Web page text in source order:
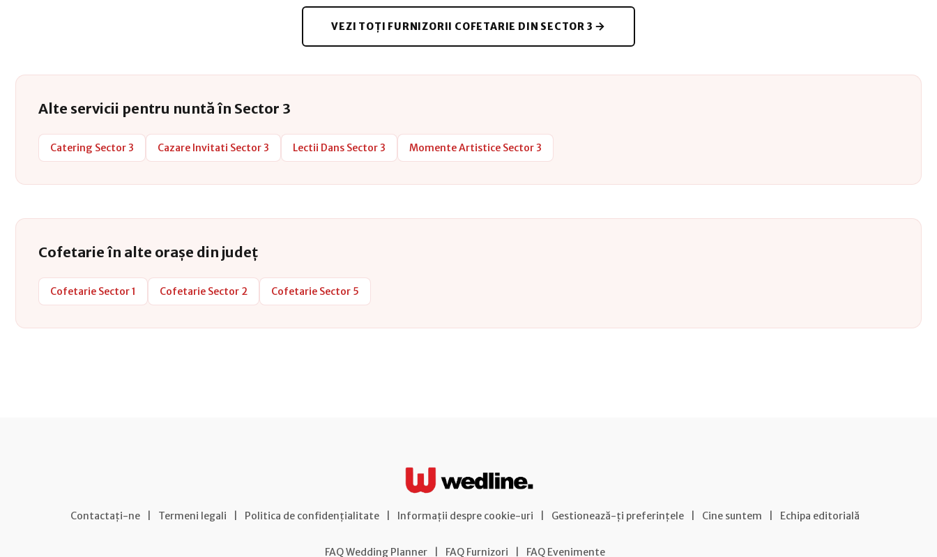
VEZI TOȚI FURNIZORII COFETARIE DIN SECTOR 3
Alte servicii pentru nuntă în Sector 3
Catering Sector 3 Cazare Invitati Sector 3 Lectii Dans Sector 3 Momente Artistice Sector 3
Cofetarie în alte orașe din județ
Cofetarie Sector 1 Cofetarie Sector 2 Cofetarie Sector 5
Contactați-ne Termeni legali Politica de confidențialitate Informații despre cookie-uri Gestionează-ți preferințele Cine suntem Echipa editorială
FAQ Wedding Planner FAQ Furnizori FAQ Evenimente